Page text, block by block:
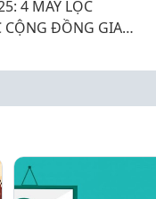
4 MÁY LỌC
ĐỒNG GIA